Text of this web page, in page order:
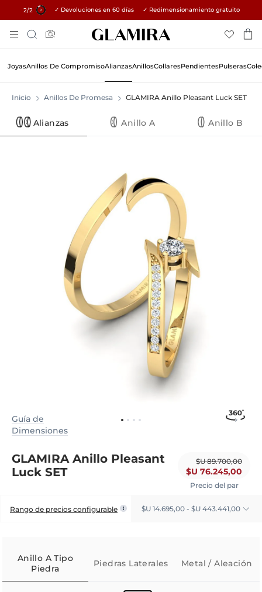
1/2 15% en todos los pedidos →
✓ Devoluciones en 60 días ✓ Redimensionamiento gratuito
To
Content
Búsqueda
JoyasAnillos De CompromisoAlianzasAnillosCollaresPendientesPulseras
Inicio Anillos De Promesa GLAMIRA Anillo Pleasant Luck SET
Alianzas Anillo A Anillo B
Guía de
Dimensiones
GLAMIRA Anillo Pleasant
Luck SET
$U 89.700,00
$U 76.245,00
Precio del par
Rango de precios configurable $U 14.695,00 - $U 443.441,00
Anillo A Tipo
Piedra
Piedras Laterales Metal / Aleación